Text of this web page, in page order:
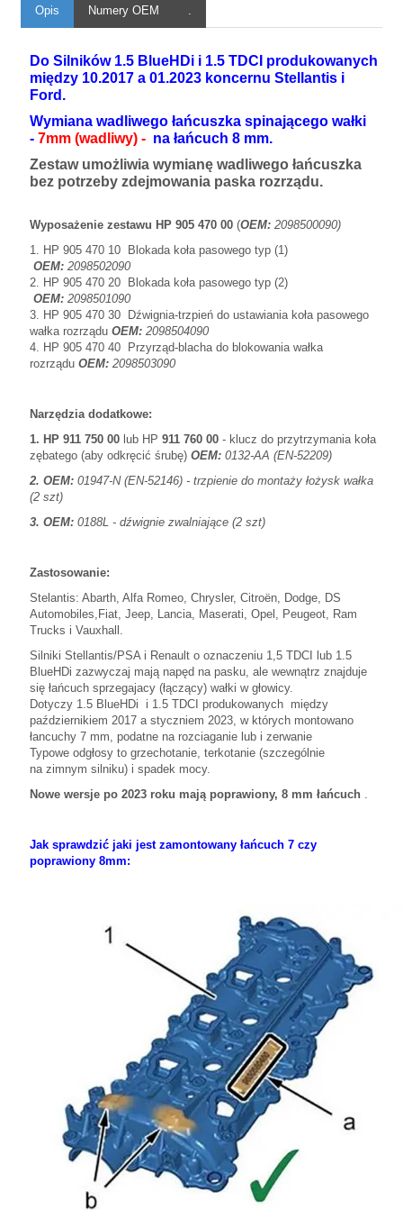
Opis Numery OEM
Do Silników 1.5 BlueHDi i 1.5 TDCI produkowanych
między 10.2017 a 01.2023 koncernu Stellantis i
Ford.
Wymiana wadliwego łańcuszka spinającego wałki
- 7mm (wadliwy) - na łańcuch 8 mm.
Zestaw umożliwia wymianę wadliwego łańcuszka
bez potrzeby zdejmowania paska rozrządu.
Wyposażenie zestawu HP 905 470 00 (OEM: 2098500090)
1. HP 905 470 10 Blokada koła pasowego typ (1)
OEM: 2098502090
2. HP 905 470 20 Blokada koła pasowego typ (2)
OEM: 2098501090
3. HP 905 470 30 Dźwignia-trzpień do ustawiania koła pasowego
wałka rozrządu OEM: 2098504090
4. HP 905 470 40 Przyrząd-blacha do blokowania wałka
rozrządu OEM: 2098503090
Narzędzia dodatkowe:
1. HP 911 750 00 lub HP 911 760 00 - klucz do przytrzymania koła
zębatego (aby odkręcić śrubę) OEM: 0132-AA (EN-52209)
2. OEM: 01947-N (EN-52146) - trzpienie do montaży łożysk wałka
(2 szt)
3. OEM: 0188L - dźwignie zwalniające (2 szt)
Zastosowanie:
Stelantis: Abarth, Alfa Romeo, Chrysler, Citroën, Dodge, DS
Automobiles, Fiat, Jeep, Lancia, Maserati, Opel, Peugeot, Ram
Trucks i Vauxhall.
Silniki Stellantis/PSA i Renault o oznaczeniu 1,5 TDCI lub 1.5
BlueHDi zazwyczaj mają napęd na pasku, ale wewnątrz znajduje
się łańcuch sprzegajacy (łączący) wałki w głowicy.
Dotyczy 1.5 BlueHDi i 1.5 TDCI produkowanych między
październikiem 2017 a styczniem 2023, w których montowano
łancuchy 7 mm, podatne na rozciaganie lub i zerwanie
Typowe odgłosy to grzechotanie, terkotanie (szczególnie
na zimnym silniku) i spadek mocy.
Nowe wersje po 2023 roku mają poprawiony, 8 mm łańcuch
Jak sprawdzić jaki jest zamontowany łańcuch 7 czy
poprawiony 8mm: